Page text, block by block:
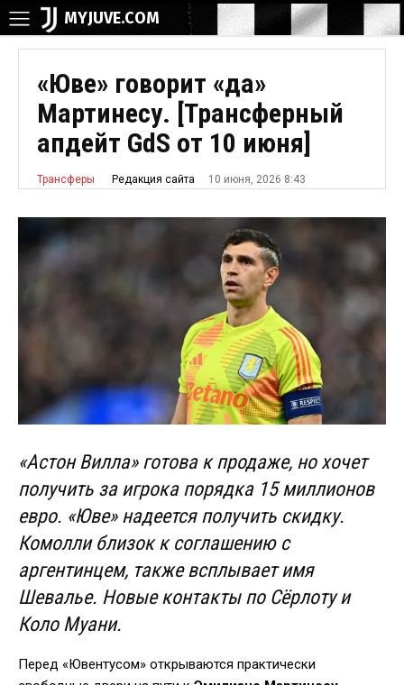
MYJUVE.COM
«Юве» говорит «да»
Мартинесу. [Трансферный
апдейт GdS от 10 июня]
Трансферы Редакция сайта 10 июня, 2026 8:43
«Астон Вилла» готова к продаже, но хочет
получить за игрока порядка 15 миллионов
евро. «Юве» надеется получить скидку.
Комолли близок к соглашению с
аргентинцем, также всплывает имя
Шевалье. Новые контакты по Сёрлоту и
Коло Муани.
Перед «Ювентусом» открываются практически